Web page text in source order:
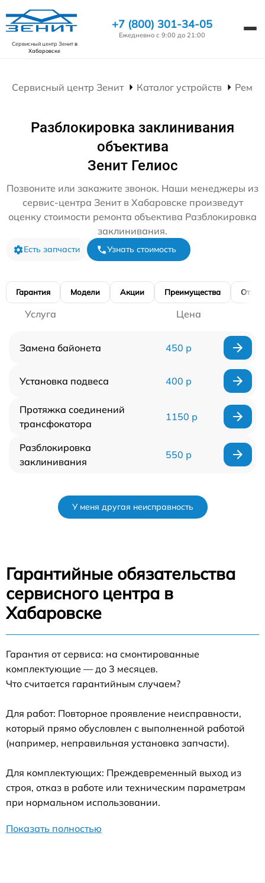
Сервисный центр Зенитв
Хабаровске
+7 (800) 301-34-05
Ежедневно с 9:00 до 21:00
Сервисный центр Зенит Каталог устройств
Разблокировка заклинивания
объектива
Зенит Гелиос
Позвоните или закажите звонок. Наши менеджеры из
сервис-центра Зенит в Хабаровске произведут
оценку стоимости ремонта объектива Разблокировка
заклинивания.
Есть запчасти Узнать стоимость
Гарантия Модели Акции Преимущества
Услуга Цена
Замена байонета 450 р
Установка подвеса 400 р
Протяжка соединений
трансфокатора
1150 р
Разблокировка
заклинивания
550 р
У меня другая неисправность
Гарантийные обязательства
сервисного центра в
Хабаровске
Гарантия от сервиса: на смонтированные
комплектующие — до 3 месяцев.
Что считается гарантийным случаем?
Для работ: Повторное проявление неисправности,
который прямо обусловлен с выполненной работой
(например, неправильная установка запчасти).
Для комплектующих: Преждевременный выход из
строя, отказ в работе или техническим параметрам
при нормальном использовании.
Показать полностью